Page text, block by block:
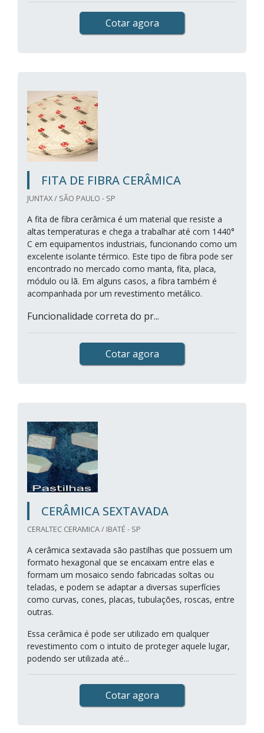
Cotar agora
FITA DE FIBRA CERÂMICA
JUNTAX / SÃO PAULO - SP
A fita de fibra cerâmica é um material que resiste a
altas temperaturas e chega a trabalhar até com 1440°
C em equipamentos industriais, funcionando como um
excelente isolante térmico. Este tipo de fibra pode ser
encontrado no mercado como manta, fita, placa,
módulo ou lã. Em alguns casos, a fibra também é
acompanhada por um revestimento metálico.
Funcionalidade correta do pr...
Cotar agora
CERÂMICA SEXTAVADA
CERALTEC CERAMICA / IBATÉ - SP
A cerâmica sextavada são pastilhas que possuem um
formato hexagonal que se encaixam entre elas e
formam um mosaico sendo fabricadas soltas ou
teladas, e podem se adaptar a diversas superfícies
como curvas, cones, placas, tubulações, roscas, entre
outras.
Essa cerâmica é pode ser utilizado em qualquer
revestimento com o intuito de proteger aquele lugar,
podendo ser utilizada até...
Cotar agora